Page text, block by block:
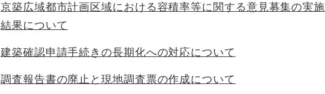
京築広域都市計画区域における容積率等に関する意見募集の実施
結果について
建築確認申請手続きの長期化への対応について
調査報告書の廃止と現地調査票の作成について